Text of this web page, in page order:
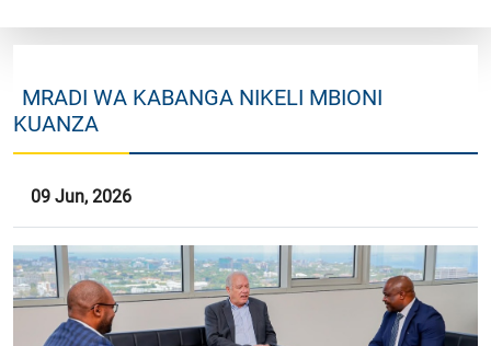
MRADI WA KABANGA NIKELI MBIONI
KUANZA
09 Jun, 2026